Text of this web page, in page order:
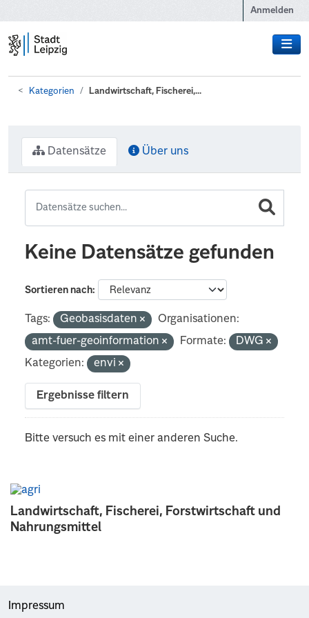
Anmelden
Kategorien Landwirtschaft, Fischerei,...
Landwirtschaft, Fischerei, Forstwirtschaft und
Nahrungsmittel
Datensätze Über uns
Keine Datensätze gefunden
Sortieren nach
Tags: Geobasisdaten
Organisationen:
amt-fuer-geoinformation
Formate:
DWG
Kategorien:
envi
Ergebnisse filtern
Bitte versuch es mit einer anderen Suche.
Impressum